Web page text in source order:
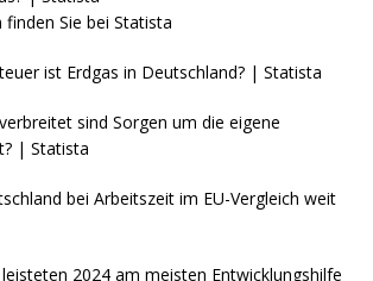
Sie bei Statista